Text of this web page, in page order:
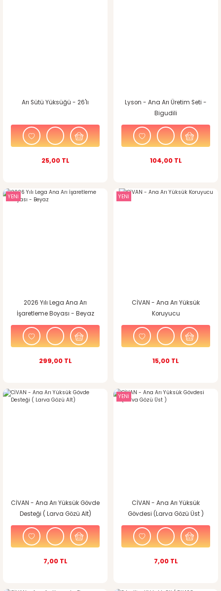
Arı Sütü Yüksüğü - 26'lı
25,00 TL
Lyson - Ana Arı Üretim Seti -
Bigudili
104,00 TL
YENİ
2026 Yılı Lega Ana Arı
İşaretleme Boyası - Beyaz
299,00 TL
YENİ
CİVAN - Ana Arı Yüksük
Koruyucu
15,00 TL
CİVAN - Ana Arı Yüksük Gövde
Desteği ( Larva Gözü Alt)
7,00 TL
YENİ
CİVAN - Ana Arı Yüksük
Gövdesi (Larva Gözü Üst )
7,00 TL